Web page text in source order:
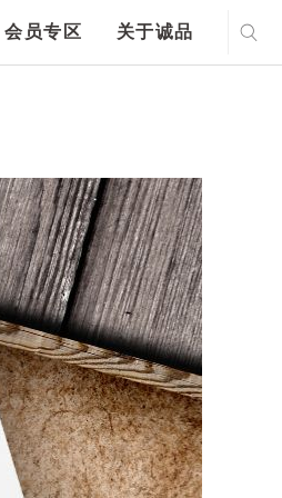
会员专区 关于诚品